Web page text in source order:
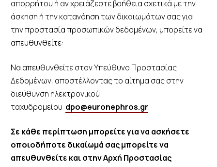
απορρήτου ή αν χρειάζεστε βοήθεια σχετικά με την
άσκηση ή την κατανόηση των δικαιωμάτων σας για
την προστασία προσωπικών δεδομένων, μπορείτε να
απευθυνθείτε:
Να απευθυνθείτε στον Υπεύθυνο Προστασίας
Δεδομένων, αποστέλλοντας το αίτημα σας στην
διεύθυνση ηλεκτρονικού
ταχυδρομείου dpo@euronephros.gr.
Σε κάθε περίπτωση μπορείτε για να ασκήσετε
οποιοδήποτε δικαίωμά σας μπορείτε να
απευθυνθείτε και στην Αρχή Προστασίας